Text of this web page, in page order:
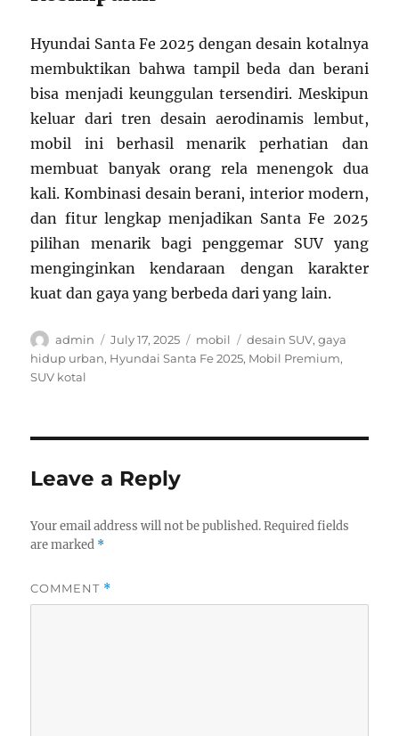
Hyundai Santa Fe 2025 dengan desain kotalnya
membuktikan bahwa tampil beda dan berani
bisa menjadi keunggulan tersendiri. Meskipun
keluar dari tren desain aerodinamis lembut,
mobil ini berhasil menarik perhatian dan
membuat banyak orang rela menengok dua
kali. Kombinasi desain berani, interior modern,
dan fitur lengkap menjadikan Santa Fe 2025
pilihan menarik bagi penggemar SUV yang
menginginkan kendaraan dengan karakter
kuat dan gaya yang berbeda dari yang lain.
Author
admin
Posted
on
July 17, 2025 Categories
mobil Tags
desain SUV,gaya
hidup urban, Hyundai Santa Fe 2025, Mobil Premium,
SUV kotal
Leave a Reply
Your email address will not be published. Required fields
are marked *
COMMENT *